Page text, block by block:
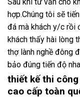
hợp.Chúng tôi sẽ
đá mà khách y/c rồi
khách thấy hài lòng
thợ lành nghề đông
bảo đúng tiến độ
thiết kế thi
cao cấp toàn